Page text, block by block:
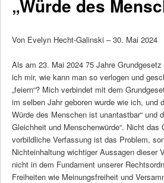
„Würde des
Von Evelyn Hecht-Galinski – 30. Mai 2024
Als am 23. Mai 2024 75 Jahre
ich mir, wie kann man so verlogen und
„feiern“? Mich verbindet mit dem
im selben Jahr geboren wurde wie ich, und
Würde des Menschen ist unantastbar“ und
Gleichheit und Menschenwürde“. Nicht das
vorbildliche Verfassung ist das Problem,
Nichteinhaltung wichtiger Aussagen dieser
nicht in dem Fundament unserer
Freiheiten wie Meinungsfreiheit und